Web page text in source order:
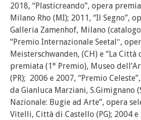
2018, “Plasticreando”, opera
Milano Rho (MI); 2011, “Il Segno”,
Galleria Zamenhof, Milano
“Premio Internazionale Seetal″,
Meisterschwanden, (CH) e “La Città
premiata (1° Premio), Museo
(PR); 2006 e 2007, “Premio
da Gianluca Marziani, S.Gimignano
Nazionale: Bugie ad Arte”, opera
Vitelli, Città di Castello (PG); 2004 e